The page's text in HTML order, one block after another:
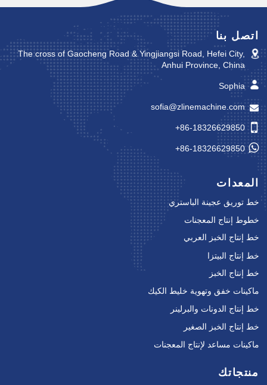
اتصل بنا
The cross of Gaocheng Road & Yingjiangsi Road, Hefei City,
Anhui Province, China
Sophia
sofia@zlinemachine.com
+86-18326629850
+86-18326629850
المعدات
خط توريق عجينة الباستري
خطوط إنتاج المعجنات
خط إنتاج الخبز العربي
خط إنتاج البيتزا
خط إنتاج الخبز
ماكينات خفق وتهوية خليط الكيك
خط إنتاج الدونات والبرلينر
خط إنتاج الخبز الصغير
ماكينات مساعد لإنتاج المعجنات
منتجاتك